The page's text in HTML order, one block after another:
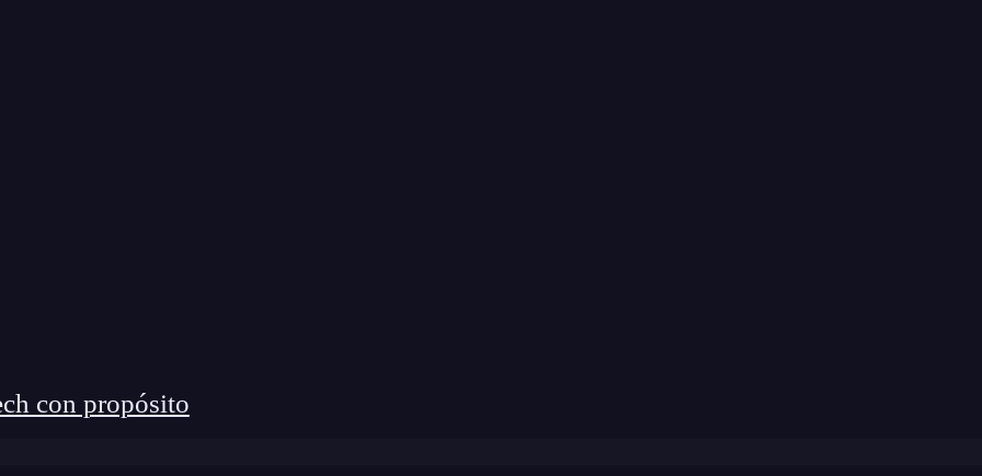
con propósito
la dirección.